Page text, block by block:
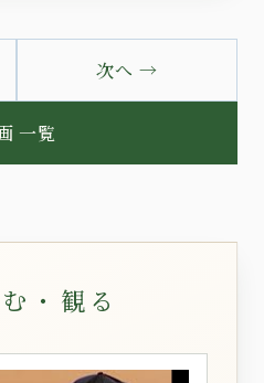
一覧
次へ →
・観る